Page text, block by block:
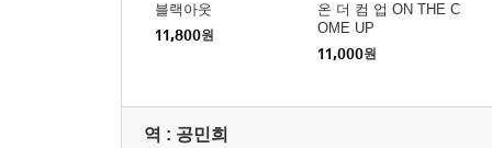
블랙아웃
11,800원
온 더 컴 업 ON THE C
OME UP
11,000원
역 : 공민희